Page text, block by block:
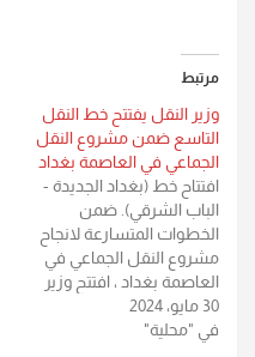
مرتبط
وزير النقل يفتتح خط النقل
التاسع ضمن مشروع النقل
الجماعي في العاصمة بغداد
افتتاح خط (بغداد الجديدة -
الباب الشرقي). ضمن
الخطوات المتسارعة لانجاح
مشروع النقل الجماعي في
العاصمة بغداد ، افتتح وزير
النقل الاستاذ رزاق محيبس
السعداوي ، صباح اليوم
30 مايو، 2024
في "محلية"